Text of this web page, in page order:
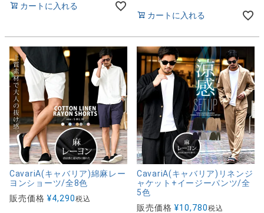
カートに入れる
カートに入れる
CavariA(キャバリア)綿麻レー
ヨンショーツ/全8色
販売価格 ¥4,290税込
CavariA(キャバリア)リネンジ
ャケット+イージーパンツ/全
5色
販売価格 ¥10,780税込